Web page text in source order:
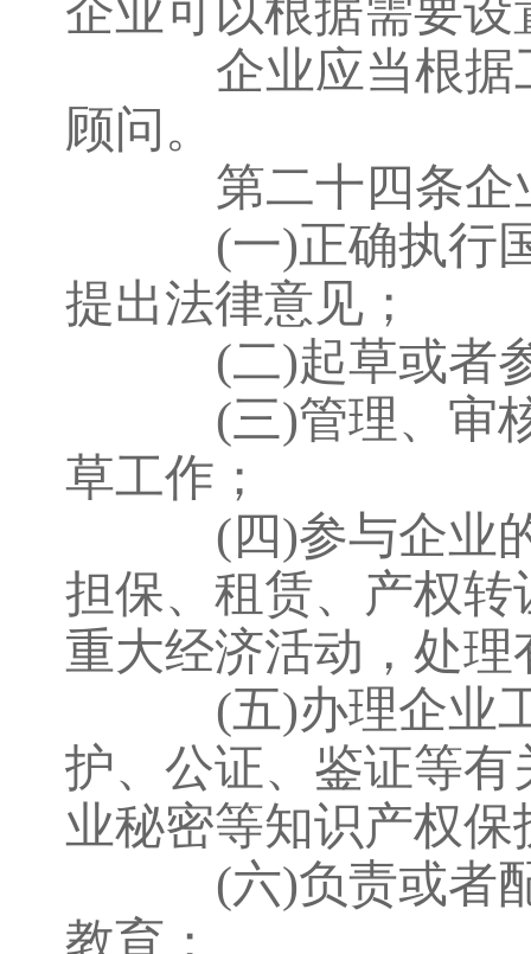
企业可以根据需要
企业应当根据
顾问。
第二十四条企
(一)正确执行
提出法律意见；
(二)起草或者
(三)管理、审
草工作；
(四)参与企业
担保、租赁、产权
重大经济活动，处
(五)办理企业
护、公证、鉴证等
业秘密等知识产权保
(六)负责或者
教育；